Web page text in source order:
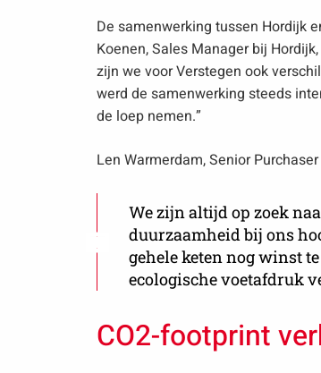
De samenwerking tussen Hordijk
Koenen, Sales Manager bij
zijn we voor Verstegen ook
werd de samenwerking steeds
de loep nemen.”
Len Warmerdam, Senior
We zijn altijd op zoek
duurzaamheid bij ons
gehele keten nog winst
ecologische voetafdruk
CO2-footprint